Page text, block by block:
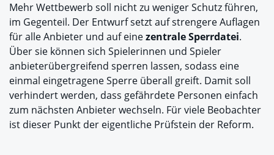
Mehr Wettbewerb soll nicht zu weniger Schutz führen,
im Gegenteil. Der Entwurf setzt auf strengere Auflagen
für alle Anbieter und auf einezentrale Sperrdatei.
Über sie können sich Spielerinnen und Spieler
anbieterübergreifend sperren lassen, sodass eine
einmal eingetragene Sperre überall greift. Damit soll
verhindert werden, dass gefährdete Personen einfach
zum nächsten Anbieter wechseln. Für viele Beobachter
ist dieser Punkt der eigentliche Prüfstein der Reform.